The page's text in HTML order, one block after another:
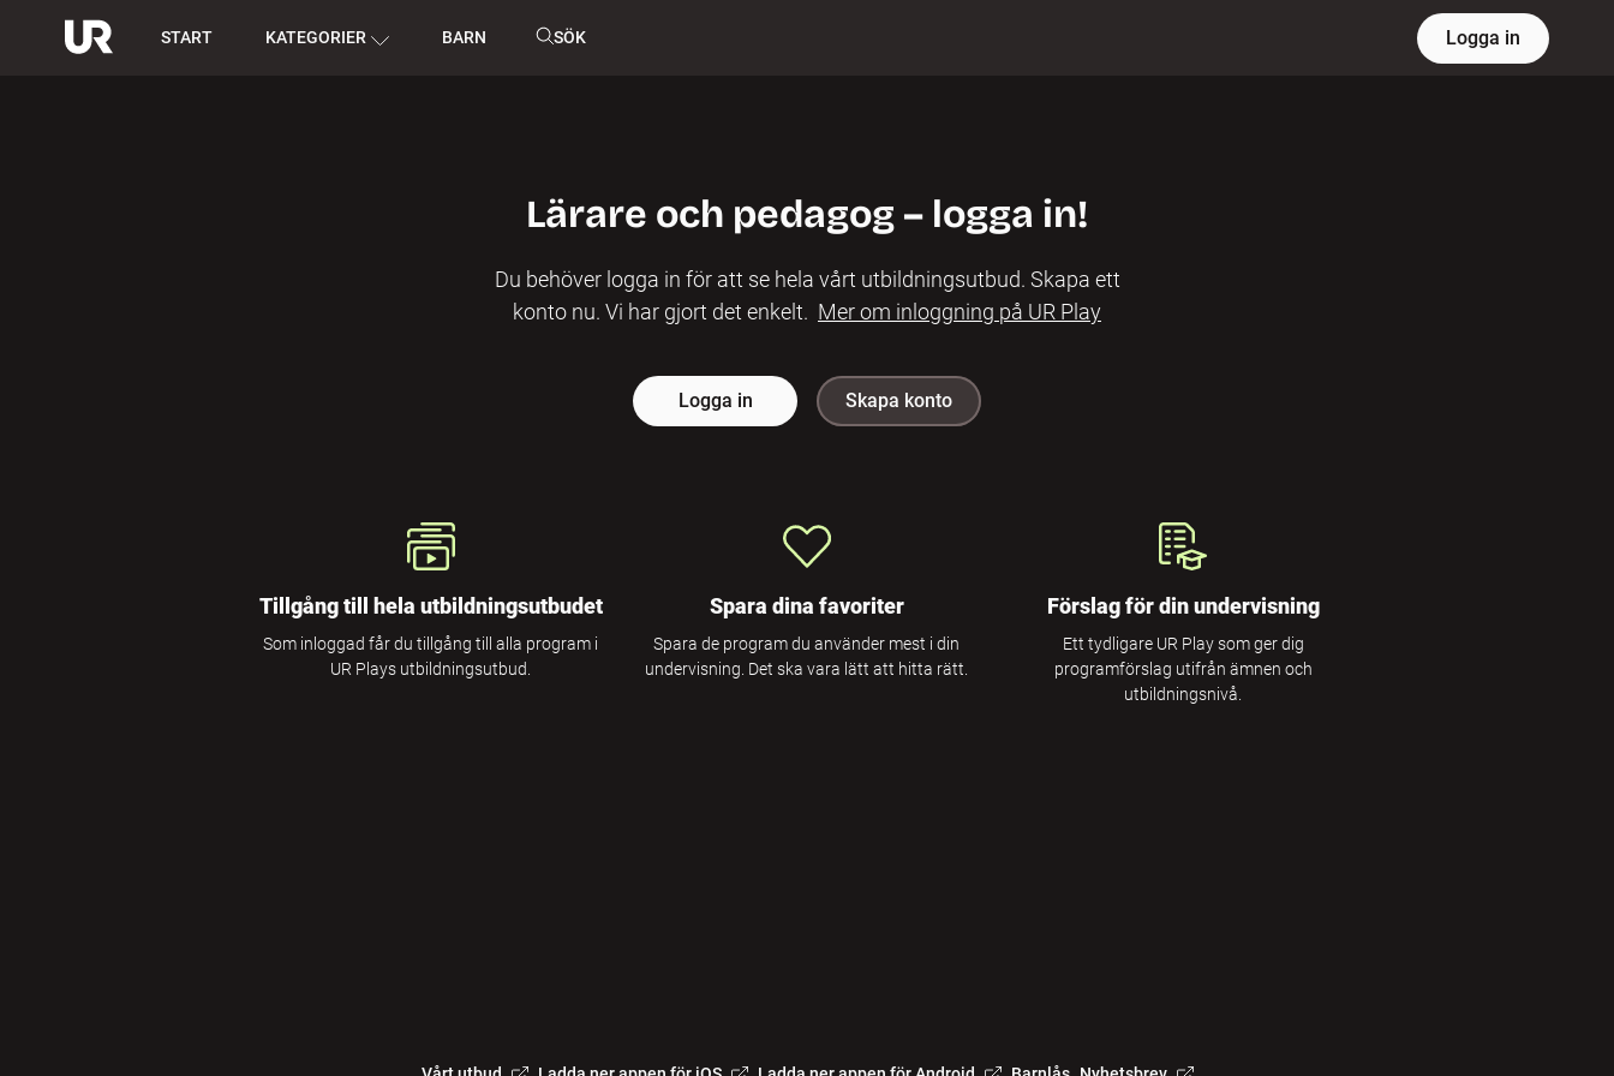
START KATEGORIER BARN SÖK Logga in
Lärare och pedagog – logga in!
Du behöver logga in för att se hela vårt utbildningsutbud. Skapa ett
konto nu. Vi har gjort det enkelt. Mer om inloggning på UR Play
Logga in Skapa konto
Tillgång till hela utbildningsutbudet
Som inloggad får du tillgång till alla program i
UR Plays utbildningsutbud.
Spara dina favoriter
Spara de program du använder mest i din
undervisning. Det ska vara lätt att hitta rätt.
Förslag för din undervisning
Ett tydligare UR Play som ger dig
programförslag utifrån ämnen och
utbildningsnivå.